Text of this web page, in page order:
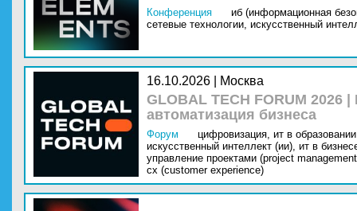
Конференция
иб (информационная
сетевые технологии, искусственный
16.10.2026 | Москва
GLOBAL TECH FORUM
автоматизация бизнеса
Форум цифровизация, ит в
искусственный интеллект (ии), ит в
управление проектами (project
cx (customer experience)